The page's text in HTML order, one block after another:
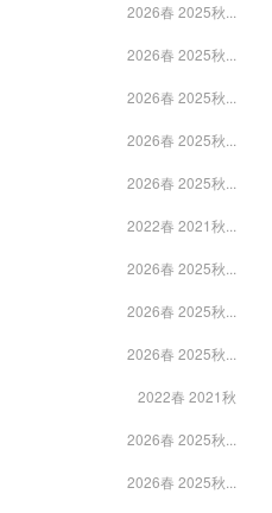
2026春 2025秋...
2026春 2025秋...
2026春 2025秋...
2026春 2025秋...
2026春 2025秋...
2022春 2021秋...
2026春 2025秋...
2026春 2025秋...
2026春 2025秋...
2022春 2021秋
2026春 2025秋...
2026春 2025秋...